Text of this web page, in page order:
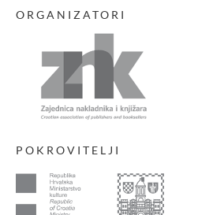
ORGANIZATORI
POKROVITELJI